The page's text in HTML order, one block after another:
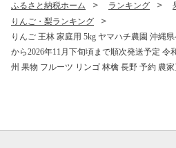
ふるさと納税ホーム ランキング
りんご・梨ランキング
りんご 王林 家庭用 5kg ヤマハチ農園 沖縄
から2026年11月下旬頃まで順次発送予定 令
州 果物 フルーツ リンゴ 林檎 長野 予約 農